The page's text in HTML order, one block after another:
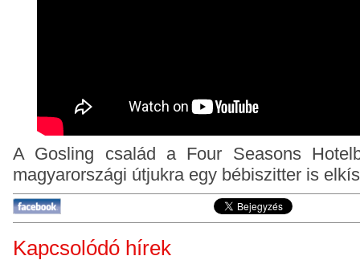
A Gosling család a Four Seasons
magyarországi útjukra egy bébiszitter is
Kapcsolódó hírek